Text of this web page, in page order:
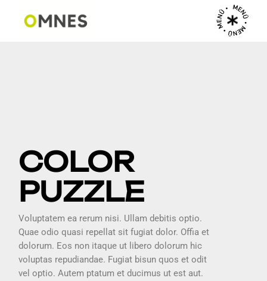
MENÜ • MENÜ • MENÜ •
COLOR
PUZZLE
Voluptatem ea rerum nisi. Ullam debitis optio.
Quae odio quasi repellat sit fugiat dolor. Offia et
dolorum. Eos non itaque ut libero dolorum hic
voluptas repudiandae. Fugiat bisun quos et odit
vel optio. Autem ptatum et ducimus ut est aut.